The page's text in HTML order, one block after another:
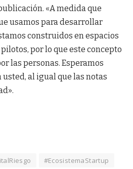
«A medida que
usamos para desarrollar
construidos en espacios
por lo que este concepto
las personas. Esperamos
al igual que las notas
#EcosistemaStartup